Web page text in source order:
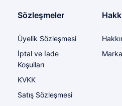
Gönder
Sözleşmeler
Üyelik Sözleşmesi
İptal ve İade
Koşulları
KVKK
Satış Sözleşmesi